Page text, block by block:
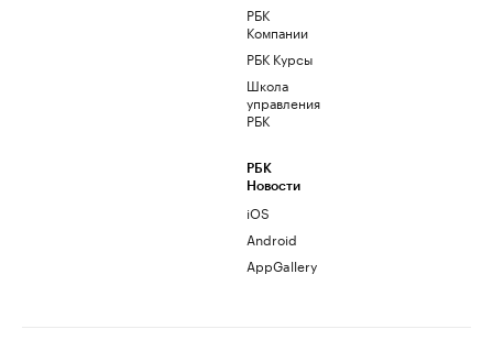
РБК
Компании
РБК Курсы
Школа
управления
РБК
РБК
Новости
iOS
Android
AppGallery